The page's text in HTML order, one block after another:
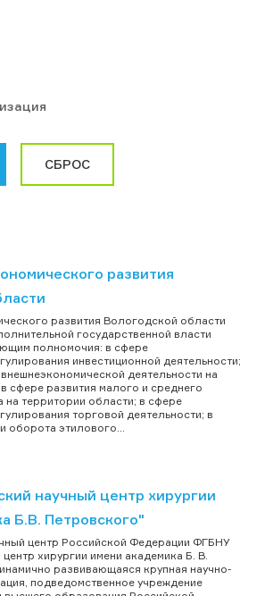
развития
развития Вологодской области
государственной власти
полномочия: в сфере
инвестиционной деятельности;
деятельности на
сфере развития малого и среднего
на территории области; в сфере
торговой деятельности; в
оборота этилового...
научный центр хирургии
Б.В. Петровского"
центр Российской Федерации ФГБНУ
хирургии имени академика Б. В.
развивающаяся крупная научно-
подведомственное учреждение